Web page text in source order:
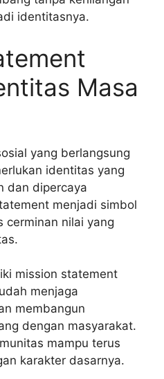
identitasnya.
Masa
yang berlangsung
identitas yang
dan dipercaya
menjadi simbol
cerminan nilai yang
mission statement
menjaga
membangun
dengan masyarakat.
mampu terus
karakter dasarnya.